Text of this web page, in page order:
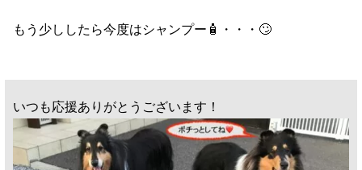
もう少ししたら今度はシャンプー🧴・・・🙄
いつも応援ありがとうございます！